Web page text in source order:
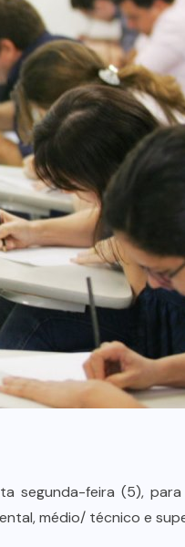
segunda-feira (5),
médio/ técnico e